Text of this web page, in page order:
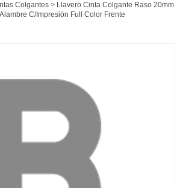
Colgantes > Llavero Cinta Colgante Raso 20mm
C/Impresión Full Color Frente